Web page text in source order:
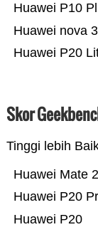
Huawei P20
Huawei nova
Huawei P10
Skor
Tinggi lebih
Huawei P20
Huawei P20
Huawei Mate